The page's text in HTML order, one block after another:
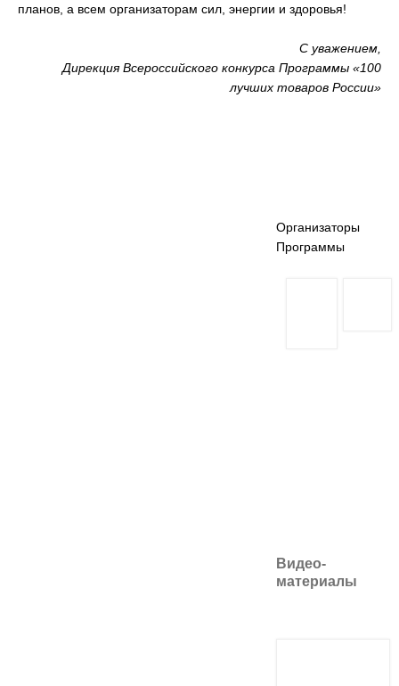
планов, а всем организаторам сил, энергии и здоровья!
С уважением,
Дирекция Всероссийского конкурса Программы «100
лучших товаров России»
Организаторы
Программы
Видео-
материалы